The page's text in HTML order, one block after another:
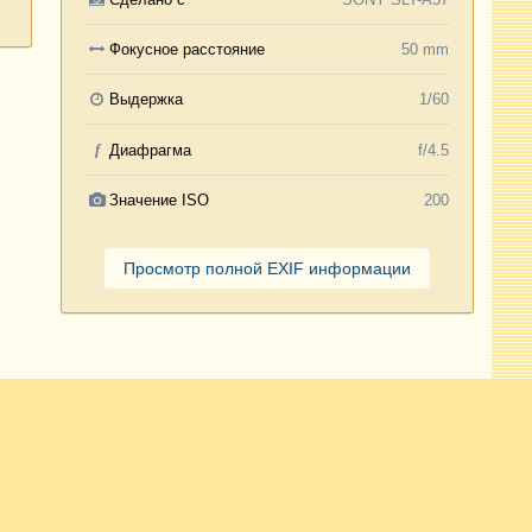
Фокусное расстояние 50 mm
Выдержка 1/60
f Диафрагма f/4.5
Значение ISO 200
Просмотр полной EXIF информации